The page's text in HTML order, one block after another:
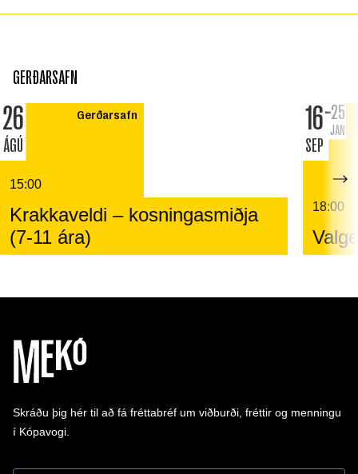
GERÐARSAFN
26
ÁGÚ
Gerðarsafn
15:00
Krakkaveldi – kosningasmiðja
(7-11 ára)
16
SEP
25
JAN
18:00
Skráðu þig hér til að fá fréttabréf um viðburði, fréttir og menningu
í Kópavogi.